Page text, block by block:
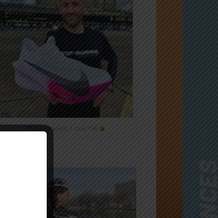
Nike Alphafly 3 chez T4R